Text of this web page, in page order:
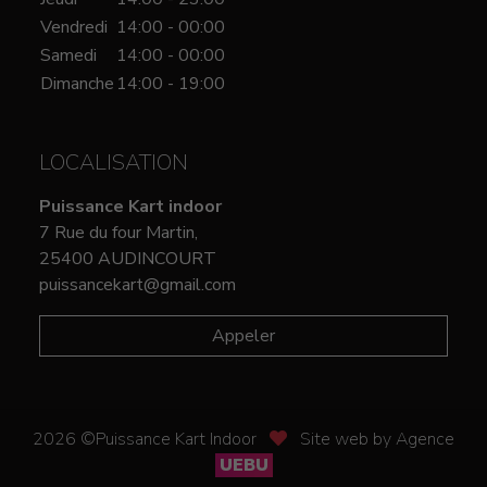
Vendredi 14:00 - 00:00
Samedi
14:00 - 00:00
Dimanche 14:00 - 19:00
LOCALISATION
Puissance Kart indoor
7 Rue du four Martin,
25400 AUDINCOURT
puissancekart@gmail.com
Appeler
2026 ©Puissance Kart Indoor
Site web by Agence
UEBU